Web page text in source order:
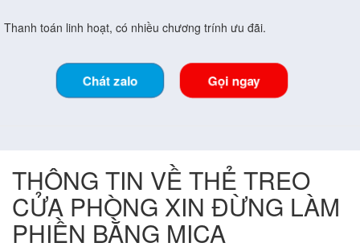
Thanh toán linh hoạt, có nhiều chương trính ưu đãi.
Chát zalo Gọi ngay
THÔNG TIN VỀ THẺ TREO
CỬA PHÒNG XIN ĐỪNG LÀM
PHIỀN BẰNG MICA